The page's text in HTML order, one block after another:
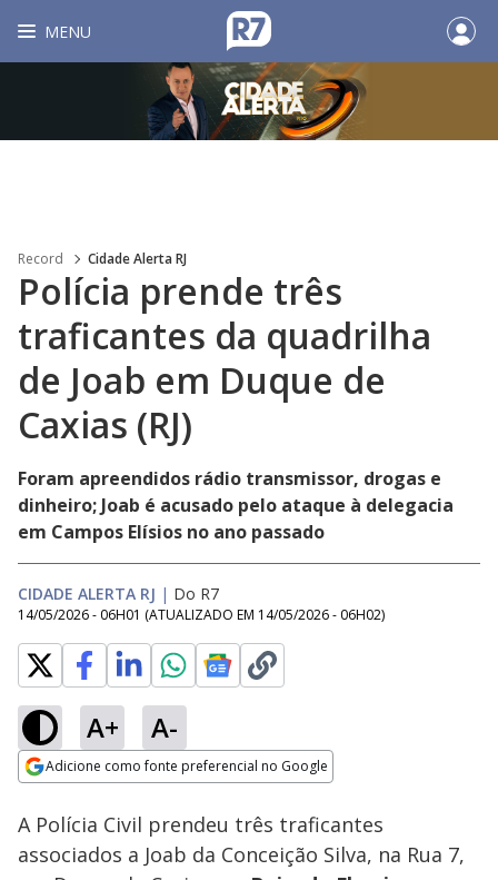
MENU
Record Cidade Alerta RJ
Polícia prende três
traficantes da quadrilha
de Joab em Duque de
Caxias (RJ)
Foram apreendidos rádio transmissor, drogas e
dinheiro; Joab é acusado pelo ataque à delegacia
em Campos Elísios no ano passado
CIDADE ALERTA RJ | Do R7
14/05/2026 - 06H01 (ATUALIZADO EM 14/05/2026 - 06H02)
A+ A-
Adicione como fonte preferencial no Google
Ativar
Loaded
21.53%
A Polícia Civil prendeu três traficantes
associados a Joab da Conceição Silva, na Rua 7,